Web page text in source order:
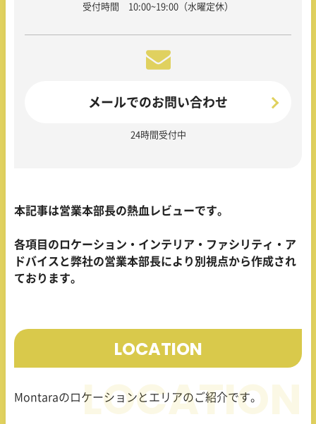
受付時間 10:00~19:00（水曜定休）
メールでのお問い合わせ
24時間受付中
本記事は営業本部長の熱血レビューです。
各項目のロケーション・インテリア・ファシリティ・ア
ドバイスと弊社の営業本部長により別視点から作成され
ております。
LOCATION
Montaraのロケーションとエリアのご紹介です。